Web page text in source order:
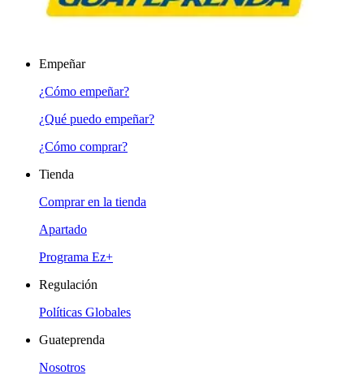
Empeñar
¿Cómo empeñar?
¿Qué puedo empeñar?
¿Cómo comprar?
Tienda
Comprar en la tienda
Apartado
Programa Ez+
Regulación
Políticas Globales
Guateprenda
Nosotros